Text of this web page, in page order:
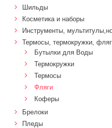
Шильды
Косметика и наборы
Инструменты,
Термосы, термокружки,
Бутылки для Воды
Термокружки
Термосы
Фляги
Коферы
Брелоки
Пледы